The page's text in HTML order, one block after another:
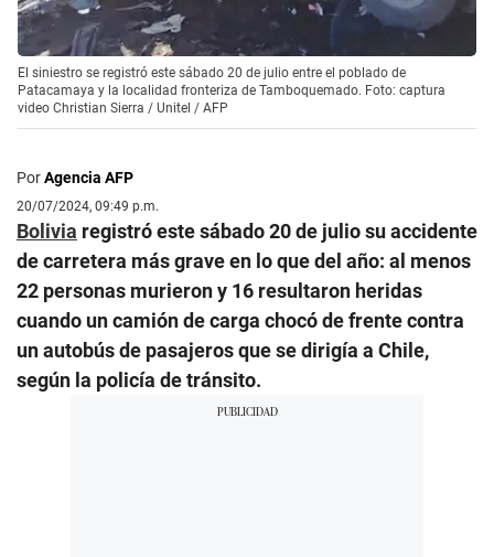
El siniestro se registró este sábado 20 de julio entre el poblado de
Patacamaya y la localidad fronteriza de Tamboquemado. Foto: captura
video Christian Sierra / Unitel / AFP
PorAgencia AFP
20/07/2024, 09:49 p.m.
Bolivia registró este sábado 20 de julio su accidente
de carretera más grave en lo que del año: al menos
22 personas murieron y 16 resultaron heridas
cuando un camión de carga chocó de frente contra
un autobús de pasajeros que se dirigía a Chile,
según la policía de tránsito.